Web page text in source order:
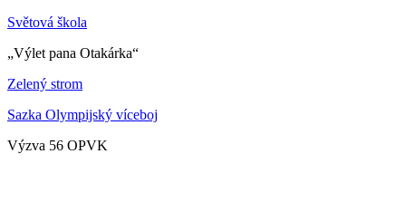
Světová škola
„Výlet pana Otakárka“
Zelený strom
Sazka Olympijský víceboj
Výzva 56 OPVK